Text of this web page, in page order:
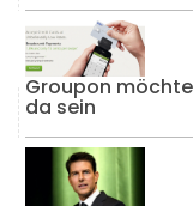
Groupon
da sein